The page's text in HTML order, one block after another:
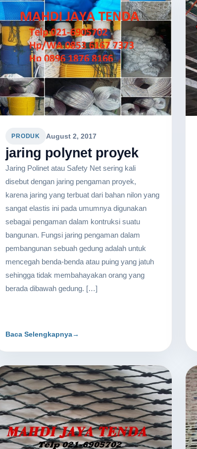
PRODUK August 2, 2017
jaring polynet proyek
Jaring Polinet atau Safety Net sering kali
disebut dengan jaring pengaman proyek,
karena jaring yang terbuat dari bahan nilon yang
sangat elastis ini pada umumnya digunakan
sebagai pengaman dalam kontruksi suatu
bangunan. Fungsi jaring pengaman dalam
pembangunan sebuah gedung adalah untuk
mencegah benda-benda atau puing yang jatuh
sehingga tidak membahayakan orang yang
berada dibawah gedung. […]
Baca Selengkapnya→